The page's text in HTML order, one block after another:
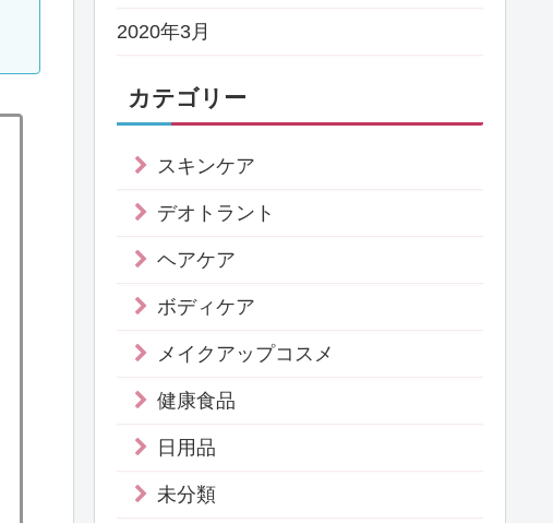
2020年3月
カテゴリー
スキンケア
デオトラント
ヘアケア
ボディケア
メイクアップコスメ
健康食品
日用品
未分類